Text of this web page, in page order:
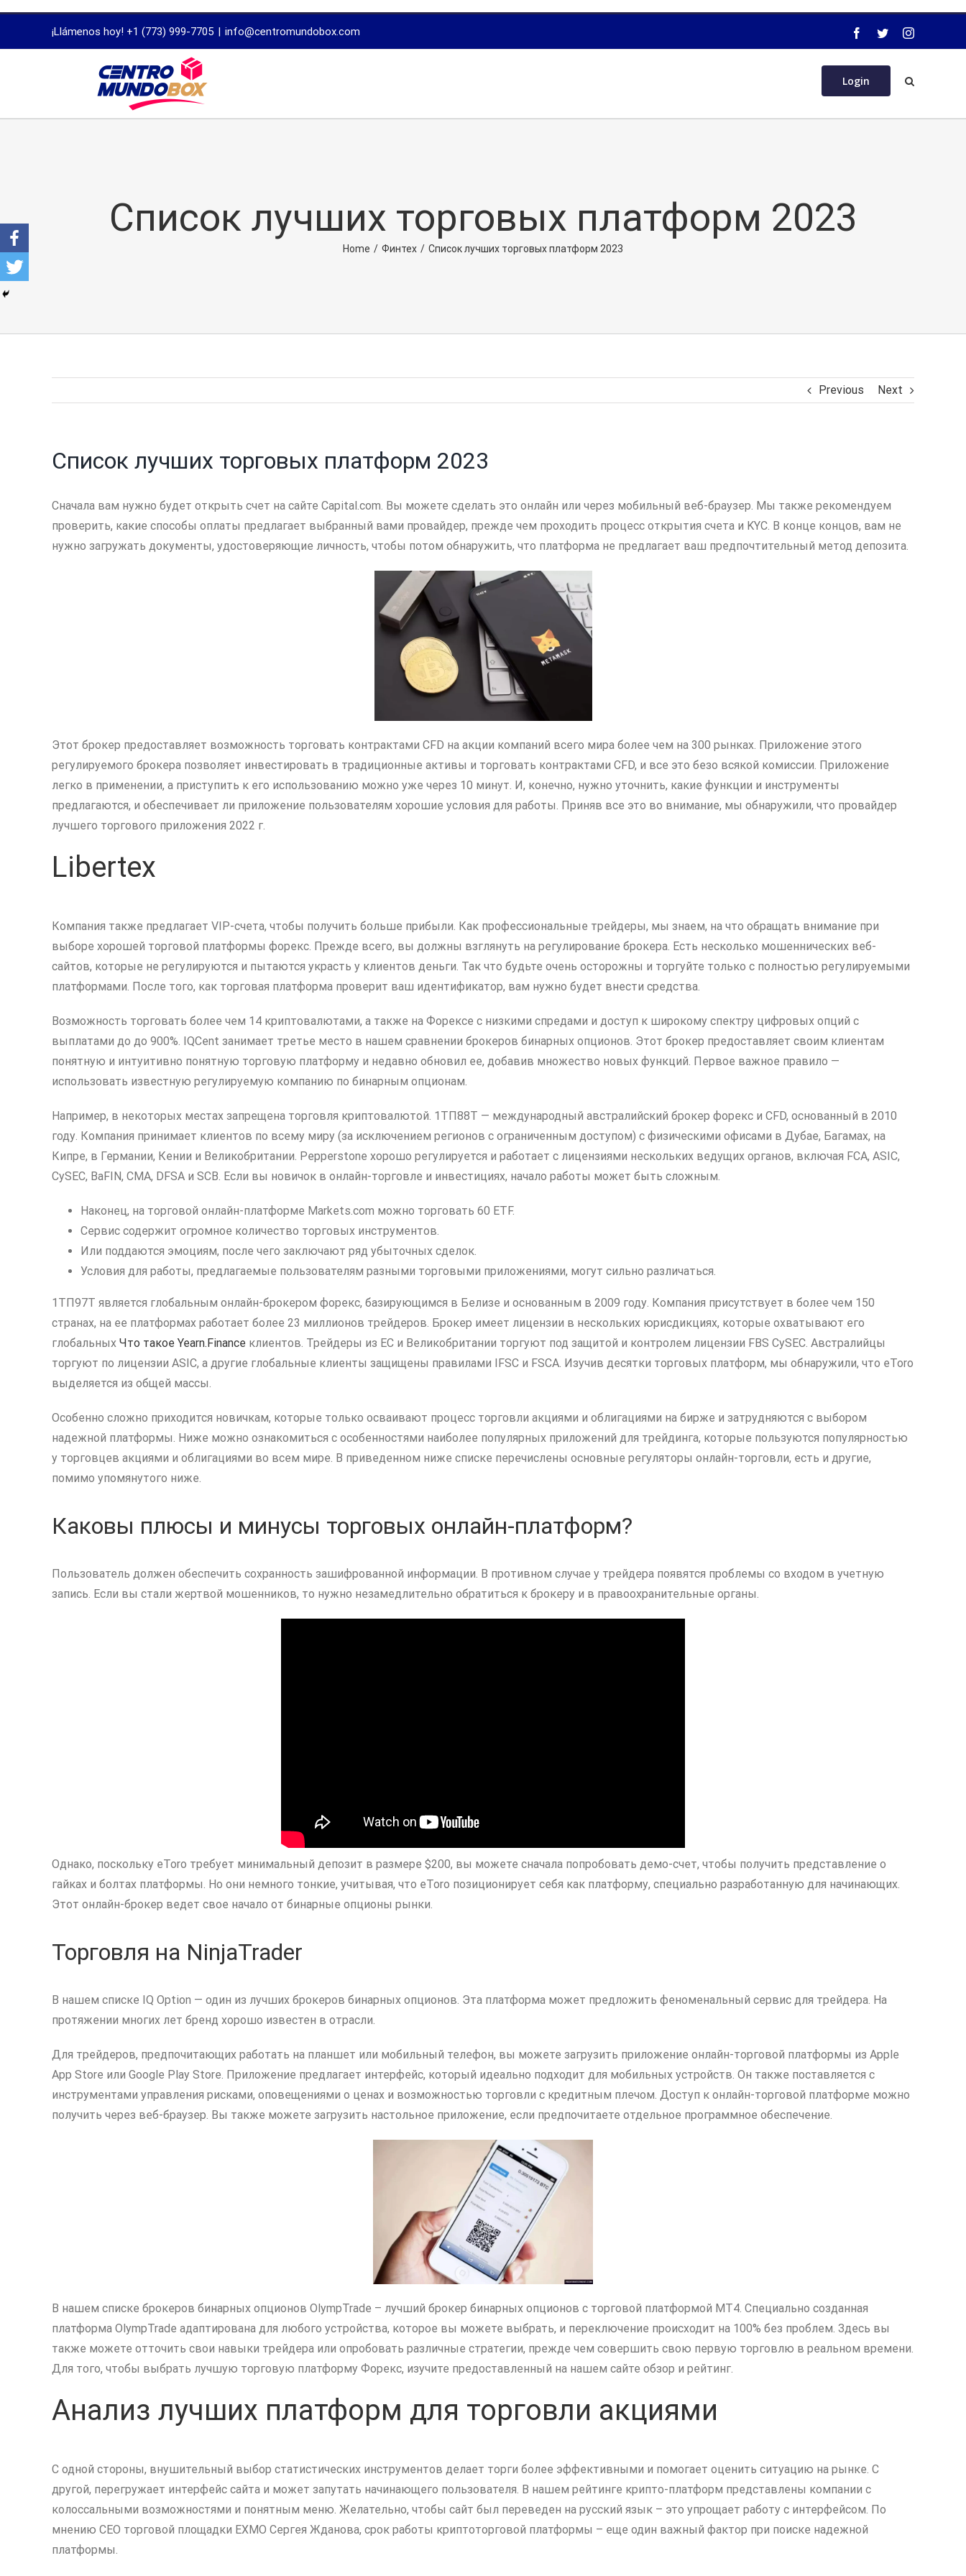
dissertation
¡Llámenos hoy! +1 (773) 999-7705 | info@centromundobox.com
Login
Список лучших торговых платформ 2023
Home / Финтех / Список лучших торговых платформ 2023
Previous Next
Список лучших торговых платформ 2023
Сначала вам нужно будет открыть счет на сайте Capital.com. Вы можете сделать это онлайн или через мобильный веб-браузер. Мы также рекомендуем
проверить, какие способы оплаты предлагает выбранный вами провайдер, прежде чем проходить процесс открытия счета и KYC. В конце концов, вам не
нужно загружать документы, удостоверяющие личность, чтобы потом обнаружить, что платформа не предлагает ваш предпочтительный метод депозита.
Этот брокер предоставляет возможность торговать контрактами CFD на акции компаний всего мира более чем на 300 рынках. Приложение этого
регулируемого брокера позволяет инвестировать в традиционные активы и торговать контрактами CFD, и все это безо всякой комиссии. Приложение
легко в применении, а приступить к его использованию можно уже через 10 минут. И, конечно, нужно уточнить, какие функции и инструменты
предлагаются, и обеспечивает ли приложение пользователям хорошие условия для работы. Приняв все это во внимание, мы обнаружили, что провайдер
лучшего торгового приложения 2022 г.
Libertex
Компания также предлагает VIP-счета, чтобы получить больше прибыли. Как профессиональные трейдеры, мы знаем, на что обращать внимание при
выборе хорошей торговой платформы форекс. Прежде всего, вы должны взглянуть на регулирование брокера. Есть несколько мошеннических веб-
сайтов, которые не регулируются и пытаются украсть у клиентов деньги. Так что будьте очень осторожны и торгуйте только с полностью регулируемыми
платформами. После того, как торговая платформа проверит ваш идентификатор, вам нужно будет внести средства.
Возможность торговать более чем 14 криптовалютами, а также на Форексе с низкими спредами и доступ к широкому спектру цифровых опций с
выплатами до до 900%. IQCent занимает третье место в нашем сравнении брокеров бинарных опционов. Этот брокер предоставляет своим клиентам
понятную и интуитивно понятную торговую платформу и недавно обновил ее, добавив множество новых функций. Первое важное правило —
использовать известную регулируемую компанию по бинарным опционам.
Например, в некоторых местах запрещена торговля криптовалютой. 1ТП88Т — международный австралийский брокер форекс и CFD, основанный в 2010
году. Компания принимает клиентов по всему миру (за исключением регионов с ограниченным доступом) с физическими офисами в Дубае, Багамах, на
Кипре, в Германии, Кении и Великобритании. Pepperstone хорошо регулируется и работает с лицензиями нескольких ведущих органов, включая FCA, ASIC,
CySEC, BaFIN, CMA, DFSA и SCB. Если вы новичок в онлайн-торговле и инвестициях, начало работы может быть сложным.
Наконец, на торговой онлайн-платформе Markets.com можно торговать 60 ETF.
Сервис содержит огромное количество торговых инструментов.
Или поддаются эмоциям, после чего заключают ряд убыточных сделок.
Условия для работы, предлагаемые пользователям разными торговыми приложениями, могут сильно различаться.
1ТП97Т является глобальным онлайн-брокером форекс, базирующимся в Белизе и основанным в 2009 году. Компания присутствует в более чем 150
странах, на ее платформах работает более 23 миллионов трейдеров. Брокер имеет лицензии в нескольких юрисдикциях, которые охватывают его
глобальных Что такое Yearn.Finance клиентов. Трейдеры из ЕС и Великобритании торгуют под защитой и контролем лицензии FBS CySEC. Австралийцы
торгуют по лицензии ASIC, а другие глобальные клиенты защищены правилами IFSC и FSCA. Изучив десятки торговых платформ, мы обнаружили, что eToro
выделяется из общей массы.
Особенно сложно приходится новичкам, которые только осваивают процесс торговли акциями и облигациями на бирже и затрудняются с выбором
надежной платформы. Ниже можно ознакомиться с особенностями наиболее популярных приложений для трейдинга, которые пользуются популярностью
у торговцев акциями и облигациями во всем мире. В приведенном ниже списке перечислены основные регуляторы онлайн-торговли, есть и другие,
помимо упомянутого ниже.
Каковы плюсы и минусы торговых онлайн-платформ?
Пользователь должен обеспечить сохранность зашифрованной информации. В противном случае у трейдера появятся проблемы со входом в учетную
запись. Если вы стали жертвой мошенников, то нужно незамедлительно обратиться к брокеру и в правоохранительные органы.
Однако, поскольку eToro требует минимальный депозит в размере $200, вы можете сначала попробовать демо-счет, чтобы получить представление о
гайках и болтах платформы. Но они немного тонкие, учитывая, что eToro позиционирует себя как платформу, специально разработанную для начинающих.
Этот онлайн-брокер ведет свое начало от бинарные опционы рынки.
Торговля на NinjaTrader
В нашем списке IQ Option — один из лучших брокеров бинарных опционов. Эта платформа может предложить феноменальный сервис для трейдера. На
протяжении многих лет бренд хорошо известен в отрасли.
Для трейдеров, предпочитающих работать на планшет или мобильный телефон, вы можете загрузить приложение онлайн-торговой платформы из Apple
App Store или Google Play Store. Приложение предлагает интерфейс, который идеально подходит для мобильных устройств. Он также поставляется с
инструментами управления рисками, оповещениями о ценах и возможностью торговли с кредитным плечом. Доступ к онлайн-торговой платформе можно
получить через веб-браузер. Вы также можете загрузить настольное приложение, если предпочитаете отдельное программное обеспечение.
В нашем списке брокеров бинарных опционов OlympTrade – лучший брокер бинарных опционов с торговой платформой MT4. Специально созданная
платформа OlympTrade адаптирована для любого устройства, которое вы можете выбрать, и переключение происходит на 100% без проблем. Здесь вы
также можете отточить свои навыки трейдера или опробовать различные стратегии, прежде чем совершить свою первую торговлю в реальном времени.
Для того, чтобы выбрать лучшую торговую платформу Форекс, изучите предоставленный на нашем сайте обзор и рейтинг.
Анализ лучших платформ для торговли акциями
С одной стороны, внушительный выбор статистических инструментов делает торги более эффективными и помогает оценить ситуацию на рынке. С
другой, перегружает интерфейс сайта и может запутать начинающего пользователя. В нашем рейтинге крипто-платформ представлены компании с
колоссальными возможностями и понятным меню. Желательно, чтобы сайт был переведен на русский язык – это упрощает работу с интерфейсом. По
мнению CEO торговой площадки EXMO Сергея Жданова, срок работы криптоторговой платформы – еще один важный фактор при поиске надежной
платформы.